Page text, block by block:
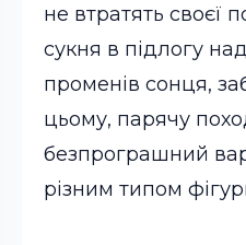
не втратять своєї
сукня в підлогу
променів сонця,
цьому, парячу
безпрограшний
різним типом